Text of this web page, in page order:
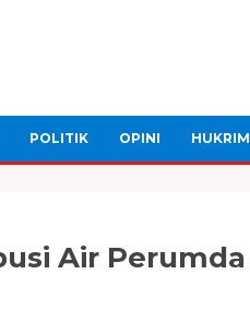
POLITIK OPINI HUKRIM
Air Perumda